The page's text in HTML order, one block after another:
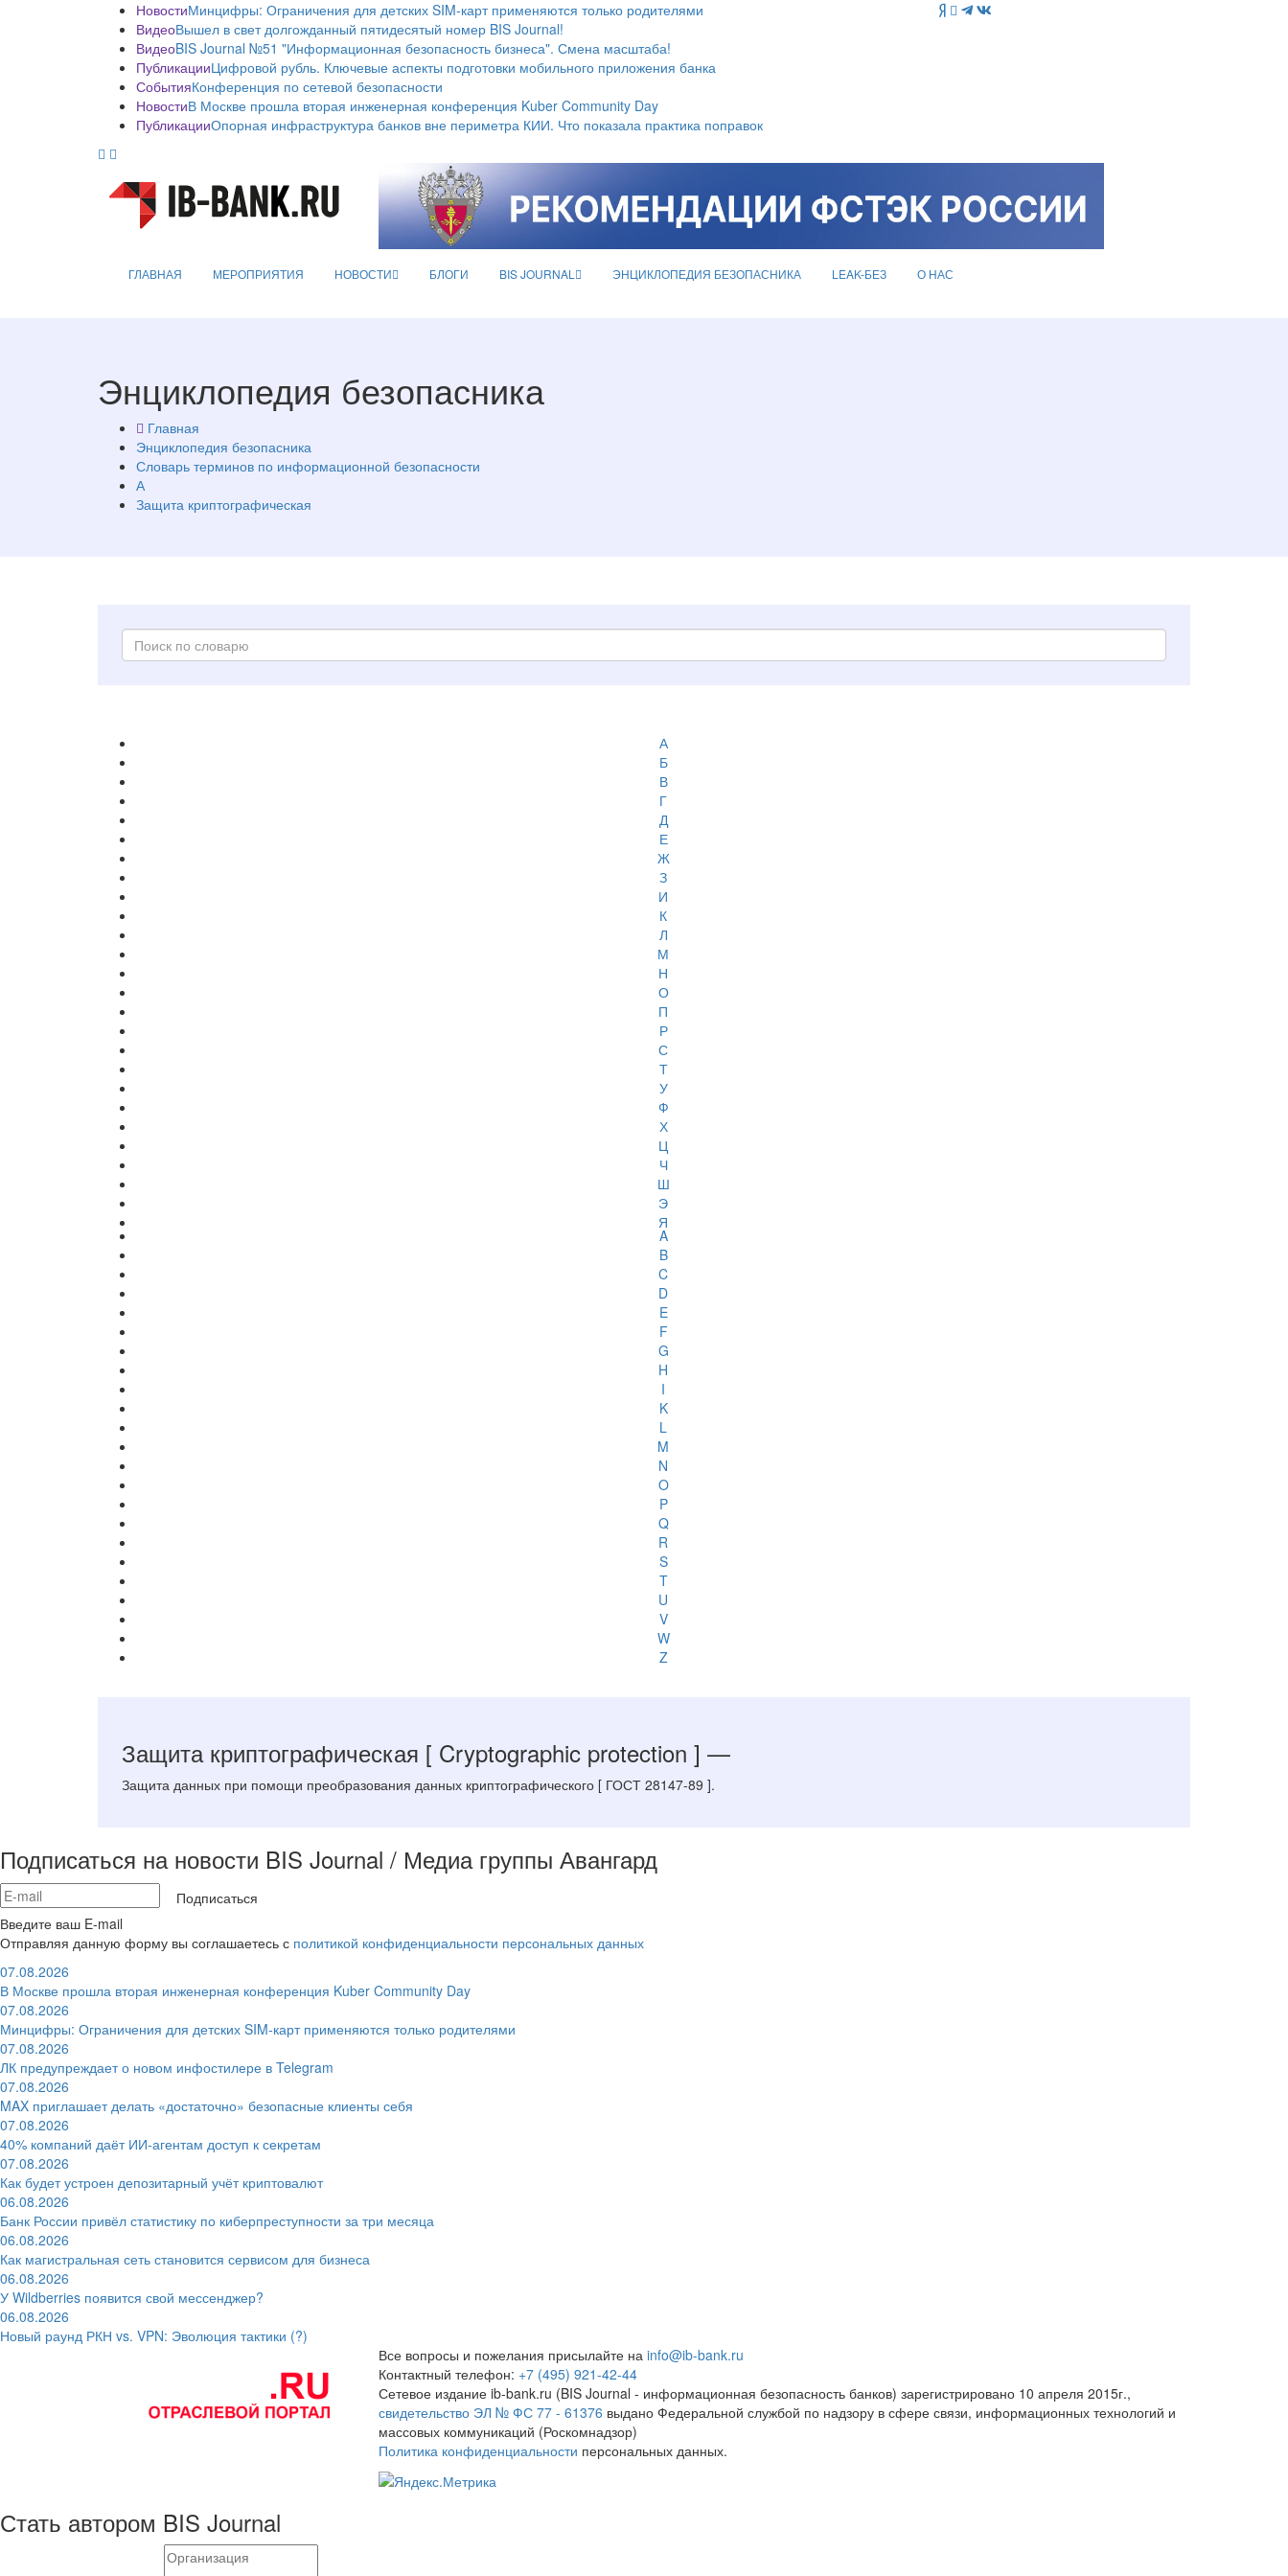
НовостиМинцифры: Ограничения для детских SIM-карт применяются только родителями
ВидеоВышел в свет долгожданный пятидесятый номер BIS Journal!
ВидеоBIS Journal №51 "Информационная безопасность бизнеса". Смена масштаба!
ПубликацииЦифровой рубль. Ключевые аспекты подготовки мобильного приложения банка
СобытияКонференция по сетевой безопасности
НовостиВ Москве прошла вторая инженерная конференция Kuber Community Day
ПубликацииОпорная инфраструктура банков вне периметра КИИ. Что показала практика поправок
ГЛАВНАЯ МЕРОПРИЯТИЯ НОВОСТИ БЛОГИ BIS JOURNAL ЭНЦИКЛОПЕДИЯ БЕЗОПАСНИКА LEAK-БЕЗ О НАС
Энциклопедия безопасника
Главная
Энциклопедия безопасника
Словарь терминов по информационной безопасности
А
Защита криптографическая
А
Б
В
Г
Д
Е
Ж
З
И
К
Л
М
Н
О
П
Р
С
Т
У
Ф
Х
Ц
Ч
Ш
Э
Я
A
B
C
D
E
F
G
H
I
K
L
M
N
O
P
Q
R
S
T
U
V
W
Z
Защита криптографическая [ Cryptographic protection ] —
Защита данных при помощи преобразования данных криптографического [ ГОСТ 28147-89 ].
Подписаться на новости BIS Journal / Медиа группы Авангард
Подписаться
Введите ваш E-mail
Отправляя данную форму вы соглашаетесь с политикой конфиденциальности персональных данных
07.08.2026
В Москве прошла вторая инженерная конференция Kuber Community Day
07.08.2026
Минцифры: Ограничения для детских SIM-карт применяются только родителями
07.08.2026
ЛК предупреждает о новом инфостилере в Telegram
07.08.2026
MAX приглашает делать «достаточно» безопасные клиенты себя
07.08.2026
40% компаний даёт ИИ‑агентам доступ к секретам
07.08.2026
Как будет устроен депозитарный учёт криптовалют
06.08.2026
Банк России привёл статистику по киберпреступности за три месяца
06.08.2026
Как магистральная сеть становится сервисом для бизнеса
06.08.2026
У Wildberries появится свой мессенджер?
06.08.2026
Новый раунд РКН vs. VPN: Эволюция тактики (?)
Все вопросы и пожелания присылайте на info@ib-bank.ru
Контактный телефон: +7 (495) 921-42-44
Сетевое издание ib-bank.ru (BIS Journal - информационная безопасность банков) зарегистрировано 10 апреля 2015г.,
свидетельство ЭЛ № ФС 77 - 61376 выдано Федеральной службой по надзору в сфере связи, информационных технологий и
массовых коммуникаций (Роскомнадзор)
Политика конфиденциальности персональных данных.
Стать автором BIS Journal